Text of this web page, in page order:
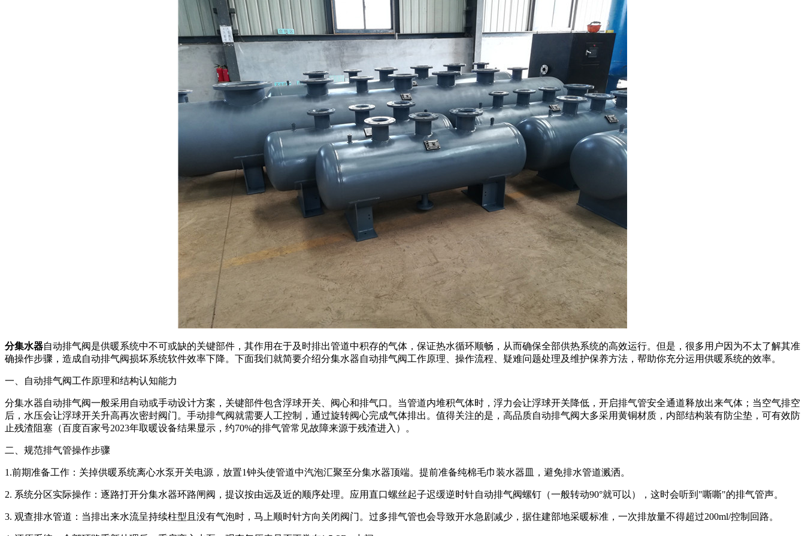
分集水器自动排气阀是供暖系统中不可或缺的关键部件，其作用在于及时排出管道中积存的气体，保证热水循环顺畅，从而确保全部供热系统的高效运行。但是，很多用户因为不太了解其准
确操作步骤，造成自动排气阀损坏系统软件效率下降。下面我们就简要介绍分集水器自动排气阀工作原理、操作流程、疑难问题处理及维护保养方法，帮助你充分运用供暖系统的效率。
一、自动排气阀工作原理和结构认知能力
分集水器自动排气阀一般采用自动或手动设计方案，关键部件包含浮球开关、阀心和排气口。当管道内堆积气体时，浮力会让浮球开关降低，开启排气管安全通道释放出来气体；当空气排空
后，水压会让浮球开关升高再次密封阀门。手动排气阀就需要人工控制，通过旋转阀心完成气体排出。值得关注的是，高品质自动排气阀大多采用黄铜材质，内部结构装有防尘垫，可有效防
止残渣阻塞（百度百家号2023年取暖设备结果显示，约70%的排气管常见故障来源于残渣进入）。
二、规范排气管操作步骤
1.前期准备工作：关掉供暖系统离心水泵开关电源，放置1钟头使管道中汽泡汇聚至分集水器顶端。提前准备纯棉毛巾装水器皿，避免排水管道溅洒。
2. 系统分区实际操作：逐路打开分集水器环路闸阀，提议按由远及近的顺序处理。应用直口螺丝起子迟缓逆时针自动排气阀螺钉（一般转动90°就可以），这时会听到"嘶嘶"的排气管声。
3. 观查排水管道：当排出来水流呈持续柱型且没有气泡时，马上顺时针方向关闭阀门。过多排气管也会导致开水急剧减少，据住建部地采暖标准，一次排放量不得超过200ml/控制回路。